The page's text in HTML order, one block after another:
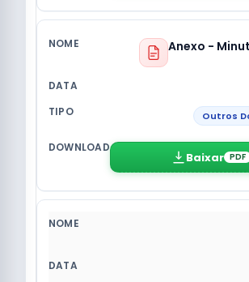
Anexo -
Outros
Baixar PDF